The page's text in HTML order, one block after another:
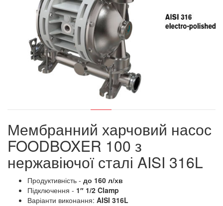
Мембранний харчовий насос
FOODBOXER 100 з
нержавіючої сталі AISI 316L
Продуктивність - до 160 л/хв
Підключення - 1″ 1/2 Clamp
Варіанти виконання: AISI 316L